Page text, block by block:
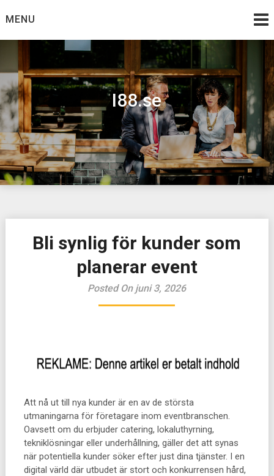
toMENU
I88.se
Bli synlig för kunder som
planerar event
Posted On juni 3, 2026
Att nå ut till nya kunder är en av de största
utmaningarna för företagare inom eventbranschen.
Oavsett om du erbjuder catering, lokaluthyrning,
tekniklösningar eller underhållning, gäller det att synas
när potentiella kunder söker efter just dina tjänster. I en
digital värld där utbudet är stort och konkurrensen hård,